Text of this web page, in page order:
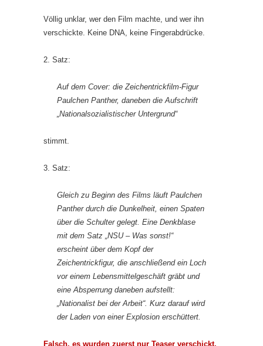
Völlig unklar, wer den Film machte, und wer ihn
verschickte. Keine DNA, keine Fingerabdrücke.
2. Satz:
Auf dem Cover: die Zeichentrickfilm-Figur
Paulchen Panther, daneben die Aufschrift
„Nationalsozialistischer Untergrund“
stimmt.
3. Satz:
Gleich zu Beginn des Films läuft Paulchen
Panther durch die Dunkelheit, einen Spaten
über die Schulter gelegt. Eine Denkblase
mit dem Satz „NSU – Was sonst!“
erscheint über dem Kopf der
Zeichentrickfigur, die anschließend ein Loch
vor einem Lebensmittelgeschäft gräbt und
eine Absperrung daneben aufstellt:
„Nationalist bei der Arbeit“. Kurz darauf wird
der Laden von einer Explosion erschüttert.
Falsch, es wurden zuerst nur Teaser verschickt,